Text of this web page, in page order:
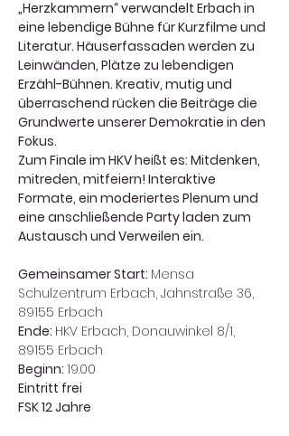
„Herzkammern“ verwandelt Erbach in
eine lebendige Bühne für Kurzfilme und
Literatur. ​Häuserfassaden werden zu
Leinwänden, Plätze zu lebendigen
Erzähl-Bühnen.​ Kreativ, mutig und
überraschend rücken die Beiträge die
Grundwerte unserer Demokratie in den
Fokus.​
Zum Finale im HKV heißt es: Mitdenken,
mitreden, mitfeiern! Interaktive
Formate, ein moderiertes Plenum und
eine anschließende Party laden zum
Austausch und Verweilen ein.
Gemeinsamer Start: Mensa
Schulzentrum Erbach, Jahnstraße 36,
89155 Erbach
Ende: HKV Erbach, Donauwinkel 8/1,
89155 Erbach
Beginn: 19.00
Eintritt frei
FSK 12 Jahre